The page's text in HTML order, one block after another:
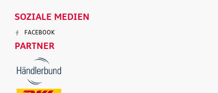
SOZIALE MEDIEN
FACEBOOK
PARTNER